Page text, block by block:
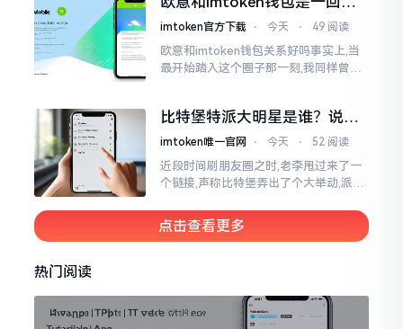
存钱罐与菜市场那般
吗？搞清楚了再装钱包
imtoken官方下载 ⋅ 今天 ⋅ 49 阅读
欧意和imtoken钱包关系好吗事实上,当
最开始踏入这个圈子那一刻,我同样曾因
推移才逐渐明晰
比特堡特派大明星是谁？说实
话，我真没搞明白
imtoken唯一官网 ⋅ 今天 ⋅ 52 阅读
近段时间刷朋友圈之时,老李甩过来了一
个链接,声称比特堡弄出了个大举动,派遣
进入查看,哎呀不得了,满屏幕都是“重
磅”、“首发”、“独家”
点击查看更多
热门阅读